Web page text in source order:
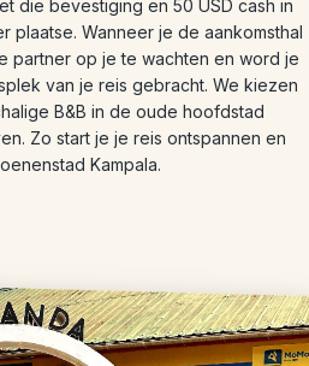
die bevestiging en 50 USD cash in
plaatse. Wanneer je de aankomsthal
partner op je te wachten en word je
van je reis gebracht. We kiezen
B&B in de oude hoofdstad
Zo start je je reis ontspannen en
Kampala.